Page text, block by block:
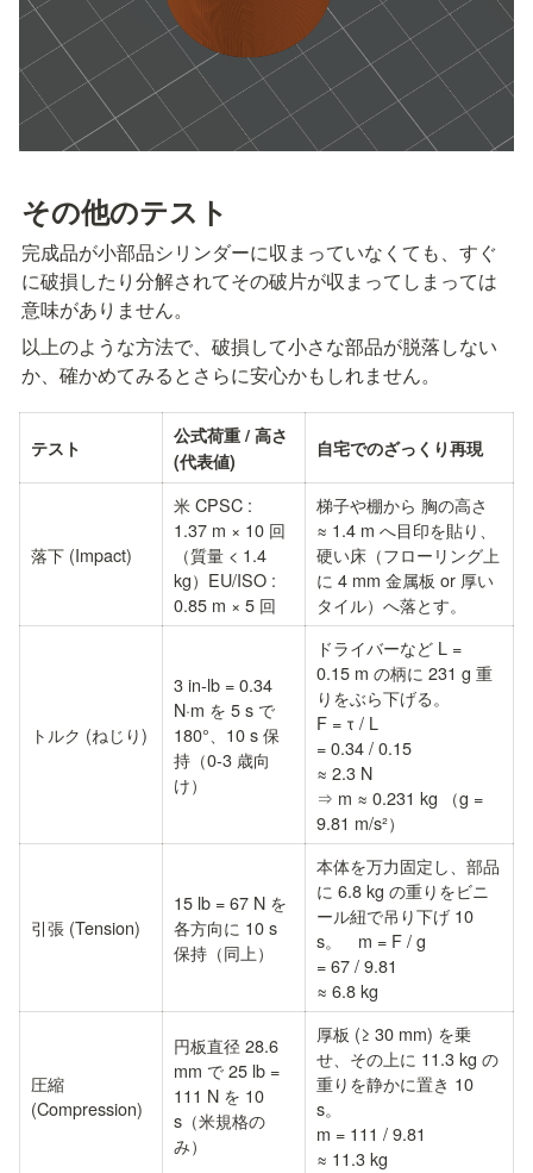
その他のテスト
完成品が小部品シリンダーに収まっていなくても、すぐ
に破損したり分解されてその破片が収まってしまっては
意味がありません。
以上のような方法で、破損して小さな部品が脱落しない
か、確かめてみるとさらに安心かもしれません。
テスト
公式荷重 / 高さ
(代表値)
自宅でのざっくり再現
落下 (Impact)
米 CPSC :
1.37 m × 10 回
（質量 < 1.4
kg）EU/ISO :
0.85 m × 5 回
梯子や棚から 胸の高さ
≈ 1.4 m へ目印を貼り、
硬い床（フローリング上
に 4 mm 金属板 or 厚い
タイル）へ落とす。
トルク (ねじり)
3 in-lb = 0.34
N·m を 5 s で
180°、10 s 保
持（0-3 歳向
け）
ドライバーなど L =
0.15 m の柄に 231 g 重
りをぶら下げる。
F = τ / L
= 0.34 / 0.15
≈ 2.3 N
⇒ m ≈ 0.231 kg （g =
9.81 m/s²）
引張 (Tension)
15 lb = 67 N を
各方向に 10 s
保持（同上）
本体を万力固定し、部品
に 6.8 kg の重りをビニ
ール紐で吊り下げ 10
s。　m = F / g
= 67 / 9.81
≈ 6.8 kg
圧縮
(Compression)
円板直径 28.6
mm で 25 lb =
111 N を 10
s（米規格の
み）
厚板 (≥ 30 mm) を乗
せ、その上に 11.3 kg の
重りを静かに置き 10
s。
m = 111 / 9.81
≈ 11.3 kg